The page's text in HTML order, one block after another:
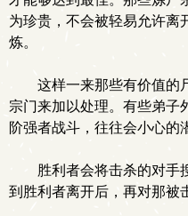
为珍贵，不会被轻易允许离
炼。
这样一来那些有价值的
宗门来加以处理。有些弟子
阶强者战斗，往往会小心的
胜利者会将击杀的对手
到胜利者离开后，再对那被